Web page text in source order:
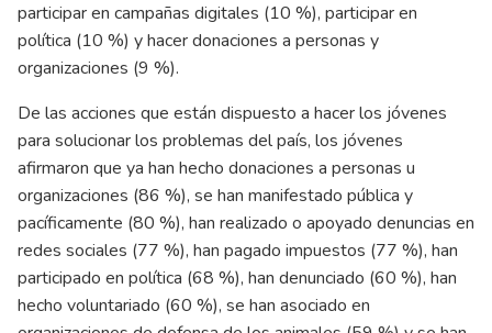
participar en campañas digitales (10 %), participar en
política (10 %) y hacer donaciones a personas y
organizaciones (9 %).
De las acciones que están dispuesto a hacer los jóvenes
para solucionar los problemas del país, los jóvenes
afirmaron que ya han hecho donaciones a personas u
organizaciones (86 %), se han manifestado pública y
pacíficamente (80 %), han realizado o apoyado denuncias en
redes sociales (77 %), han pagado impuestos (77 %), han
participado en política (68 %), han denunciado (60 %), han
hecho voluntariado (60 %), se han asociado en